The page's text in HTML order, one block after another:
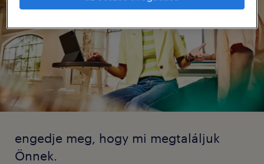
engedje meg, hogy mi megtaláljuk
Önnek.